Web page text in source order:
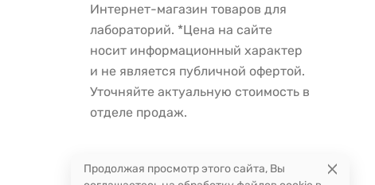
Интернет-магазин товаров для
лабораторий. *Цена на сайте
носит информационный характер
и не является публичной офертой.
Уточняйте актуальную стоимость в
отделе продаж.
Продолжая просмотр этого сайта, Вы